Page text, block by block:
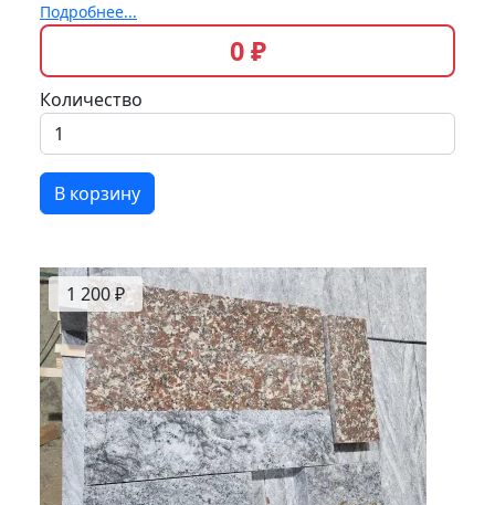
Подробнее...
0 ₽
Количество
В корзину
1 200 ₽